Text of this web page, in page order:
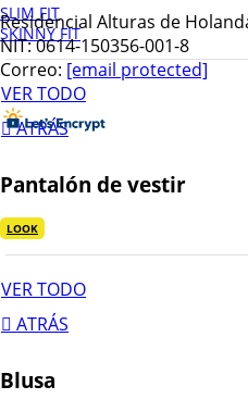
SLIM FIT
SKINNY FIT
VER TODO
ATRÁS
Pantalón de vestir
LOOK
VER TODO
ATRÁS
Blusa
Residencial Alturas de
NIT: 0614-150356-001-8
Correo: [email protected]